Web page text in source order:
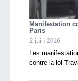
Manifestation
Paris
2 juin 2016
Les
contre la loi